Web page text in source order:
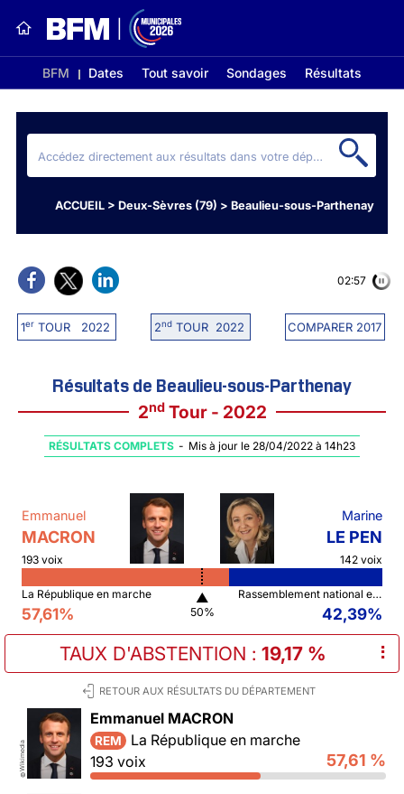
BFM Dates Tout savoir Sondages Résultats
ACCUEIL > Deux-Sèvres (79) > Beaulieu-sous-Parthenay
1erTOUR 2022 2ndTOUR 2022 COMPARER 2017
02:56
Résultats de Beaulieu-sous-Parthenay
2ndTour - 2022
RÉSULTATS COMPLETS - Mis à jour le 28/04/2022 à 14h23
Emmanuel
MACRON
193 voix
Marine
LE PEN
142 voix
La République en marche
57,61%
▲
50%
Rassemblement national et ses alliés
42,39%
TAUX D'ABSTENTION : 19,17 % ⠇
RETOUR AUX RÉSULTATS DU DÉPARTEMENT
©
Wikimedia
Emmanuel MACRON
REM
La République en marche
193 voix
57,61 %